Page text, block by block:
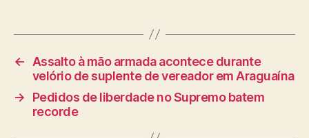
←
Assalto à mão armada acontece durante
velório de suplente de vereador em Araguaína
→
Pedidos de liberdade no Supremo batem
recorde